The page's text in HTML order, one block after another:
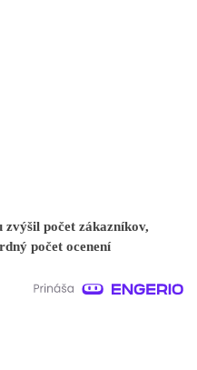
počet zákazníkov,
počet ocenení